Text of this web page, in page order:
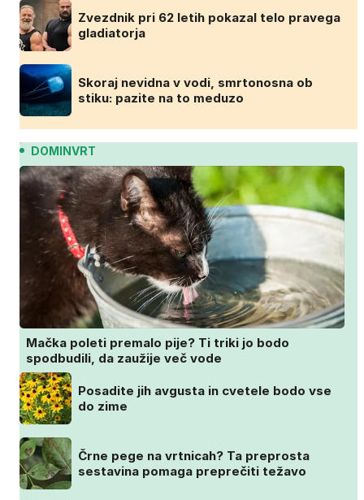
Zvezdnik pri 62 letih pokazal telo pravega
gladiatorja
Skoraj nevidna v vodi, smrtonosna ob
stiku: pazite na to meduzo
DOMINVRT
Mačka poleti premalo pije? Ti triki jo bodo
spodbudili, da zaužije več vode
Posadite jih avgusta in cvetele bodo vse
do zime
Črne pege na vrtnicah? Ta preprosta
sestavina pomaga preprečiti težavo